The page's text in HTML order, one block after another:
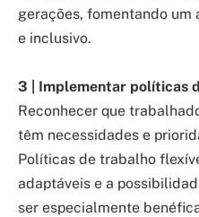
gerações, fomentando
e inclusivo.
3 | Implementar políticas
Reconhecer que
têm necessidades e
Políticas de trabalho
adaptáveis e a
ser especialmente